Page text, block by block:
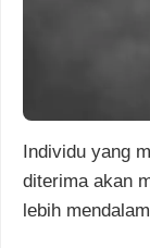
Individu yang
diterima akan
lebih